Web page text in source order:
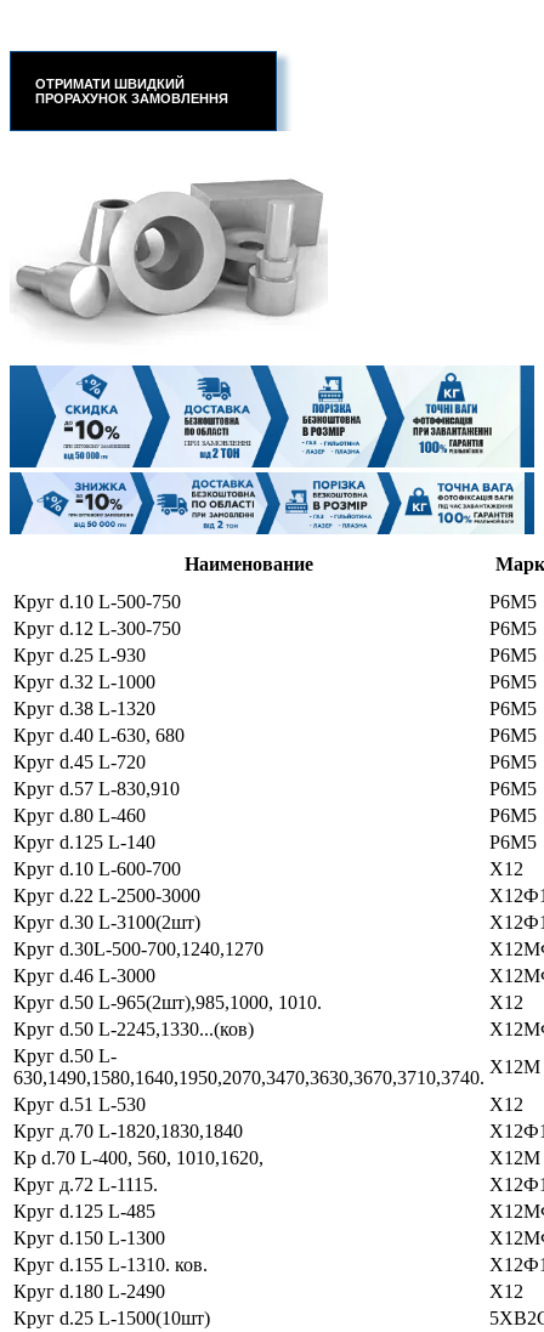
ОТРИМАТИ ШВИДКИЙ
ПРОРАХУНОК ЗАМОВЛЕННЯ
Наименование
Круг d.10 L-500-750
Р6М5
Круг d.12 L-300-750
Р6М5
Круг d.25 L-930
Р6М5
Круг d.32 L-1000
Р6М5
Круг d.38 L-1320
Р6М5
Круг d.40 L-630, 680
Р6М5
Круг d.45 L-720
Р6М5
Круг d.57 L-830,910
Р6М5
Круг d.80 L-460
Р6М5
Круг d.125 L-140
Р6М5
Круг d.10 L-600-700
Х12
Круг d.22 L-2500-3000
Круг d.30 L-3100(2шт)
Круг d.30L-500-700,1240,1270
Круг d.46 L-3000
Круг d.50 L-965(2шт),985,1000, 1010.
Х12
Круг d.50 L-2245,1330...(ков)
Круг d.50 L-
630,1490,1580,1640,1950,2070,3470,3630,3670,3710,3740.
Х12М
Круг d.51 L-530
Х12
Круг д.70 L-1820,1830,1840
Кр d.70 L-400, 560, 1010,1620,
Х12М
Круг д.72 L-1115.
Круг d.125 L-485
Круг d.150 L-1300
Круг d.155 L-1310. ков.
Круг d.180 L-2490
Х12
Круг d.25 L-1500(10шт)